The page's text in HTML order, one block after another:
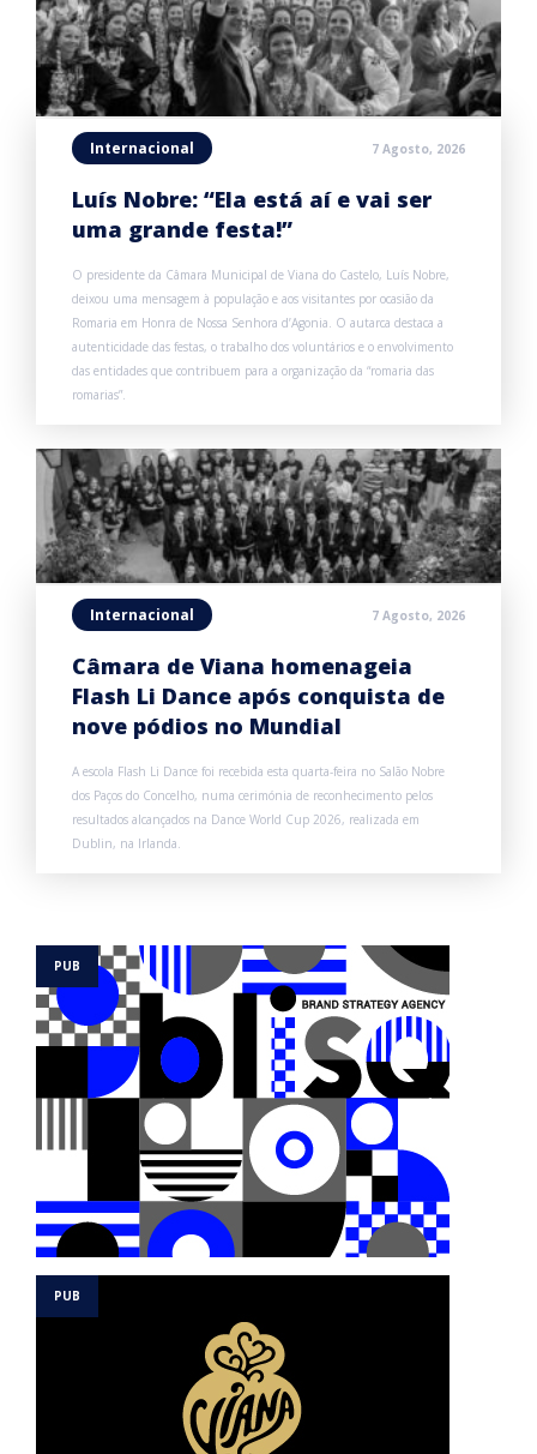
Internacional 7 Agosto, 2026
Luís Nobre: “Ela está aí e vai ser
uma grande festa!”
O presidente da Câmara Municipal de Viana do Castelo, Luís Nobre,
deixou uma mensagem à população e aos visitantes por ocasião da
Romaria em Honra de Nossa Senhora d’Agonia. O autarca destaca a
autenticidade das festas, o trabalho dos voluntários e o envolvimento
das entidades que contribuem para a organização da “romaria das
romarias”.
Internacional 7 Agosto, 2026
Câmara de Viana homenageia
Flash Li Dance após conquista de
nove pódios no Mundial
A escola Flash Li Dance foi recebida esta quarta-feira no Salão Nobre
dos Paços do Concelho, numa cerimónia de reconhecimento pelos
resultados alcançados na Dance World Cup 2026, realizada em
Dublin, na Irlanda.